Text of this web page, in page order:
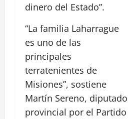
dinero del Estado”.
“La familia Laharrague
es uno de las
principales
terratenientes de
Misiones”, sostiene
Martín Sereno, diputado
provincial por el Partido